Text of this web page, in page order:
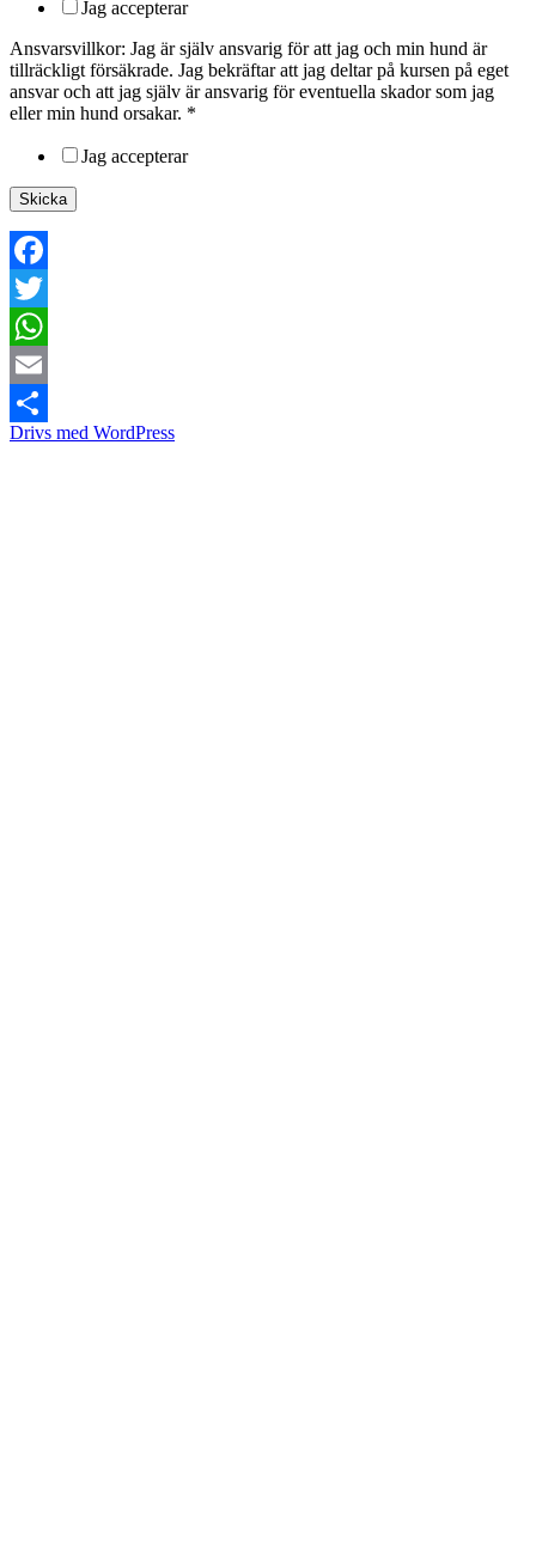
Jag accepterar
Ansvarsvillkor: Jag är själv ansvarig för att jag och min hund är
tillräckligt försäkrade. Jag bekräftar att jag deltar på kursen på eget
ansvar och att jag själv är ansvarig för eventuella skador som jag
eller min hund orsakar. *
Jag accepterar
Skicka
Facebook
Twitter
WhatsApp
Email
Dela
Drivs med WordPress